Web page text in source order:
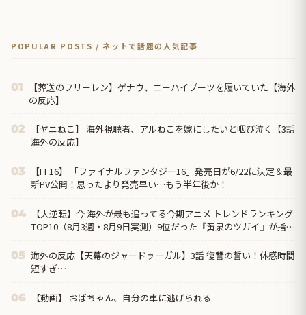
POPULAR POSTS / ネットで話題の人気記事
01
【葬送のフリーレン】ゲナウ、ニーハイブーツを履いていた【海外
の反応】
02
【ヤニねこ】 海外視聴者、アルねこを嫁にしたいと咽び泣く【3話
海外の反応】
03
【FF16】 「ファイナルファンタジー16」発売日が6/22に決定＆最
新PV公開！思ったより発売早い…もう半年後か！
04
【大逆転】今 海外が最も追ってる今期アニメ トレンドランキング
TOP10（8月3週・8月9日実測）9位だった『黄泉のツガイ』が指数
05 海外の反応【天幕のジャードゥーガル】3話 復讐の誓い！体感時間
短すぎ…
06 【動画】 おばちゃん、自分の車に逃げられる